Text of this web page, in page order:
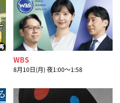
WBS
8月10日(月) 夜1:00〜1:58